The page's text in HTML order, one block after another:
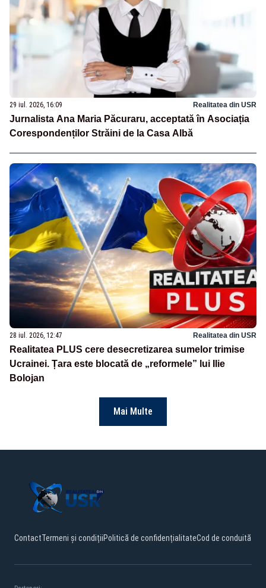
29 iul. 2026, 16:09 Realitatea din USR
Jurnalista Ana Maria Păcuraru, acceptată în Asociația
Corespondenților Străini de la Casa Albă
28 iul. 2026, 12:47 Realitatea din USR
Realitatea PLUS cere desecretizarea sumelor trimise
Ucrainei. Țara este blocată de „reformele” lui Ilie
Bolojan
Mai Multe
ContactTermeni și condițiiPolitică de confidențialitateCod de conduită